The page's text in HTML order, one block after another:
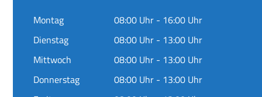
Montag
08:00 Uhr - 16:00 Uhr
Dienstag
08:00 Uhr - 13:00 Uhr
Mittwoch
08:00 Uhr - 13:00 Uhr
Donnerstag
08:00 Uhr - 13:00 Uhr